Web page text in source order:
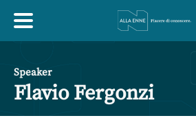
ESPLORA
Speaker
Flavio Fergonzi